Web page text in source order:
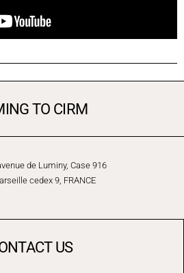
TO CIRM
de Luminy, Case 916
cedex 9, FRANCE
US